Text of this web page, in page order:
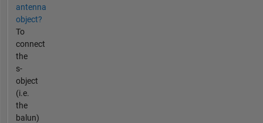
antenna
object?
To
connect
the
s-
object
(i.e.
the
balun)